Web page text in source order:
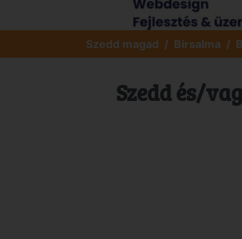
Szedd magad Birsalma
Szedd és/